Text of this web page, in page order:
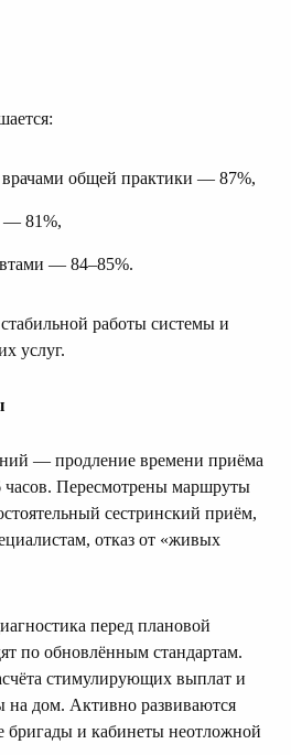
врачами общей практики — 87%,
— 81%,
— 84–85%.
работы системы и
услуг.
— продление времени приёма
Пересмотрены маршруты
сестринский приём,
отказ от «живых
перед плановой
по обновлённым стандартам.
стимулирующих выплат и
дом. Активно развиваются
и кабинеты неотложной